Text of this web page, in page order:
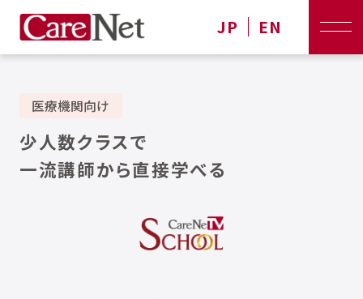
JP EN
医療機関向け
少人数クラスで
一流講師から直接学べる